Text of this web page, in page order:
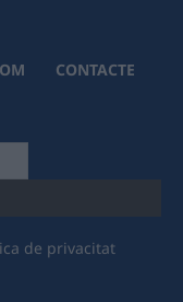
CONTACTE
de privacitat